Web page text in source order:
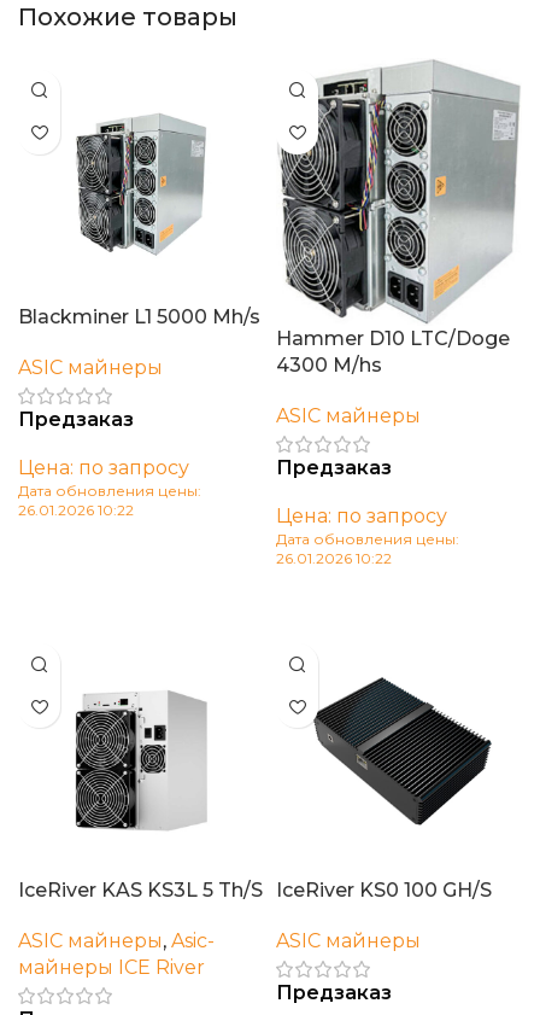
Похожие товары
Blackminer L1 5000 Mh/s
ASIC майнеры
Предзаказ
Цена: по запросу
Дата обновления цены:
26.01.2026 10:22
Hammer D10 LTC/Doge
4300 M/hs
ASIC майнеры
Предзаказ
Цена: по запросу
Дата обновления цены:
26.01.2026 10:22
IceRiver KAS KS3L 5 Th/S
ASIC майнеры, Asic-
майнеры ICE River
IceRiver KS0 100 GH/S
ASIC майнеры
Предзаказ